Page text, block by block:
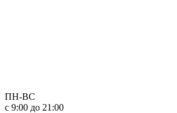
ПН-ВС
с 9:00 до 21:00